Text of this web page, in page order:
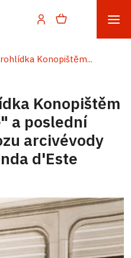
Konopištěm...
Konopištěm
a poslední
arcivévody
d'Este